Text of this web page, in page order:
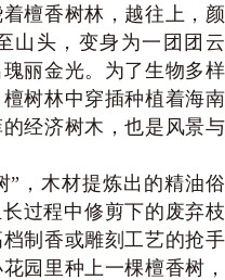
檀香树林，越往上，颜
山头，变身为一团团云
丽金光。为了生物多样
树林中穿插种植着海南
经济树木，也是风景与
”，木材提炼出的精油俗
过程中修剪下的废弃枝
制香或雕刻工艺的抢手
园里种上一棵檀香树，